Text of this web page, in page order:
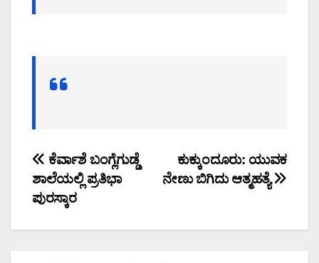
Post
navigation
ಕುಕ್ಕುಂದೂರು: ಯುವಕ
ನೇಣು ಬಿಗಿದು ಆತ್ಮಹತ್ಯೆ
ಕೆರ್ವಾಶೆ ಬಂಗ್ಲೆಗುಡ್ಡೆ
ಶಾಲೆಯಲ್ಲಿ ಪ್ರತಿಭಾ
ಪುರಸ್ಕಾರ